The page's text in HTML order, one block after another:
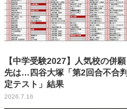
【中学受験2027】人気校の併願
先は…四谷大塚「第2回合不合判
定テスト」結果
2026.7.16